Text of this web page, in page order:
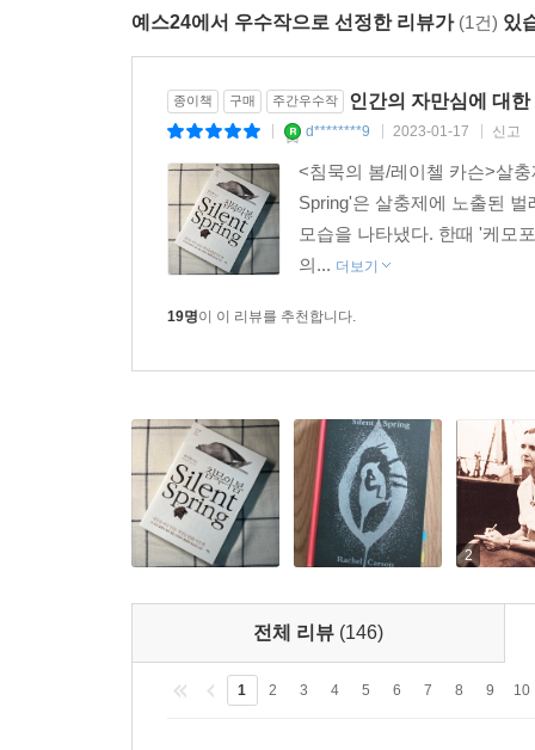
점은 그저 우연이 아니다. 미국 육군이 비키니 섬
위기로 핵전쟁이 일어나려는 찰나에 연구 내용을
또 잘 알다시피 무분별한 살충제 사용으로 파괴
촉발시켰다. 1963년 케네디 대통령은 환경 문
암연구소는 DDT의 암 유발 증거를 제시함으로
대통령에게 자연보호 전국 순례를 건의했으며, 이
미국의 전 부통리 앨 고어는 이 책이 출간된 날
이 책을 통해 최초로 환경 문제의 심각성과 중
처음 그녀에 대한 언론과 화학업계의 깎아내리
농업에 별다른 해를 주지 않는다고 주장하며 “
저널리스트와 평론가들은 카슨을 “감정에 호소
하지만 1962년 9월 27일 출간된 이 책은 국민적
선정되었으며, 가을에만 60만 부가 팔리는 초베
10권’ 중 4위에 선정되었으며, 미국 랜덤하우스가
예스24에서 우수작으로 선정한 리뷰가 (1건) 있
종이책 구매 주간우수작 인간의 자만심에 대한
d********9 2023-01-17 신고
<침묵의 봄/레이첼 카슨>살
Spring'은 살충제에 노출된
모습을 나타냈다. 한때 '케모
의... 더보기
19명이 이 리뷰를 추천합니다.
2
전체 리뷰 (146)
1 2 3 4 5 6 7 8 9 10